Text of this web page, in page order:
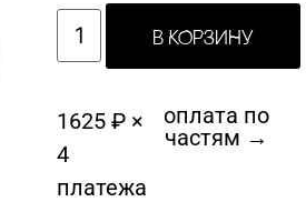
В КОРЗИНУ
1625 ₽ ×
4
платежа
оплата по
частям →